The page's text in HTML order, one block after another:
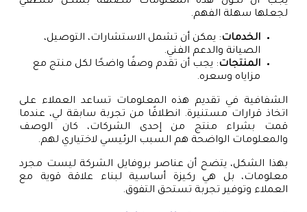
لجعلها سهلة الفهم.
الخدمات: يمكن أن تشمل الاستشارات، التوصيل،
الصيانة والدعم الفني.
المنتجات: يجب أن تقدم وصفًا واضحًا لكل منتج مع
مزاياه وسعره.
الشفافية في تقديم هذه المعلومات تساعد العملاء على
اتخاذ قرارات مستنيرة. انطلاقًا من تجربة سابقة لي، عندما
قمت بشراء منتج من إحدى الشركات، كان الوصف
والمعلومات الواضحة هم السبب الرئيسي لاختياري لهم.
بهذا الشكل، يتضح أن عناصر بروفايل الشركة ليست مجرد
معلومات، بل هي ركيزة أساسية لبناء علاقة قوية مع
العملاء وتوفير تجربة تستحق التفوق.